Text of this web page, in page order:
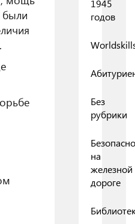
были
1945
годов
Без
рубрики
на
железной
дороге